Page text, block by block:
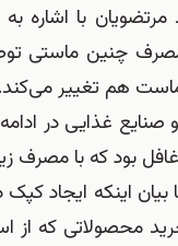
مرتضویان با
چنین ماستی
هم تغییر
غذایی در
غافل بود که با مصرف
بیان اینکه ایجاد
محصولاتی که از